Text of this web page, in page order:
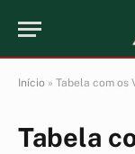
Início » Tabela com os
Tabela